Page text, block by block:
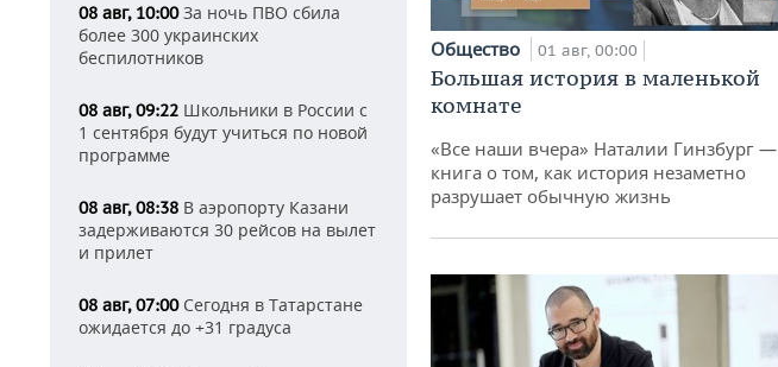
08 авг, 10:00За ночь ПВО сбила
более 300 украинских
беспилотников
08 авг, 09:22 Школьники в России с
1 сентября будут учиться по новой
программе
08 авг, 08:38 В аэропорту Казани
задерживаются 30 рейсов на вылет
и прилет
08 авг, 07:00Сегодня в Татарстане
ожидается до +31 градуса
Общество 01 авг, 00:00
Большая история в маленькой
комнате
«Все наши вчера» Наталии Гинзбург —
книга о том, как история незаметно
разрушает обычную жизнь